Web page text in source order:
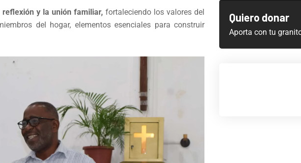
reflexión y la unión familiar, fortaleciendo los valores del
del hogar, elementos esenciales para construir
Quiero donar
Aporta con tu